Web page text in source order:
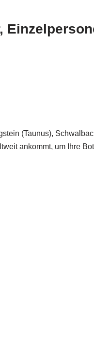
(Taunus),
ankommt, um Ihre